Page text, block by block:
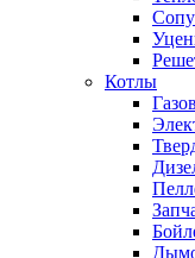
Котлы